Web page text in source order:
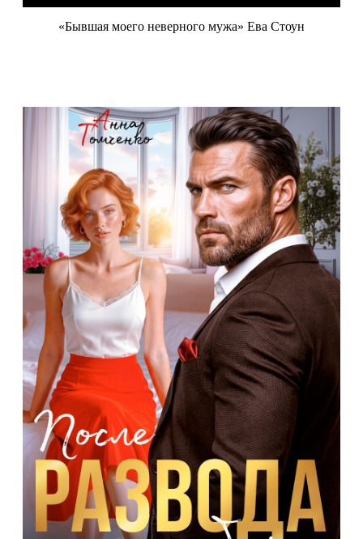
«Бывшая моего неверного мужа» Ева Стоун